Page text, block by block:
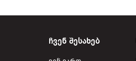
ჩვენ შესახებ